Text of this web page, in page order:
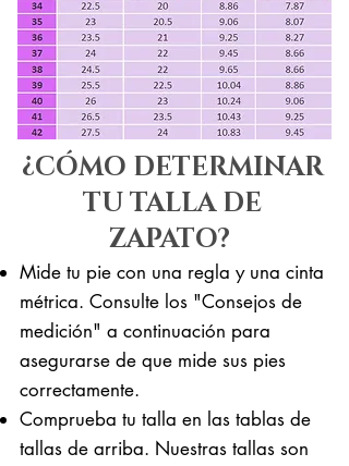
¿CÓMO DETERMINAR
TU TALLA DE
ZAPATO?
Mide tu pie con una regla y una cinta
métrica. Consulte los "Consejos de
medición" a continuación para
asegurarse de que mide sus pies
correctamente. ​​
Comprueba tu talla en las tablas de
tallas de arriba. Nuestras tallas son